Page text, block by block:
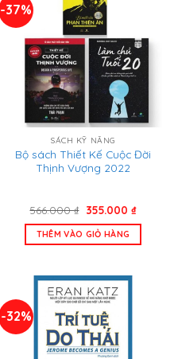
-37%
SÁCH KỸ NĂNG
Bộ sách Thiết Kế Cuộc Đời
Thịnh Vượng 2022
566.000₫ Giá
là:
566.000 ₫.
355.000 ₫Giá
tại
THÊM VÀO GIỎ HÀNG
-32%